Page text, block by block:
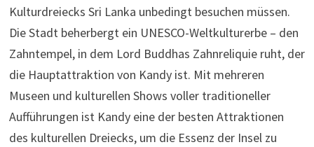
Kulturdreiecks Sri Lanka unbedingt besuchen müssen.
Die Stadt beherbergt ein UNESCO-Weltkulturerbe – den
Zahntempel, in dem Lord Buddhas Zahnreliquie ruht, der
die Hauptattraktion von Kandy ist. Mit mehreren
Museen und kulturellen Shows voller traditioneller
Aufführungen ist Kandy eine der besten Attraktionen
des kulturellen Dreiecks, um die Essenz der Insel zu